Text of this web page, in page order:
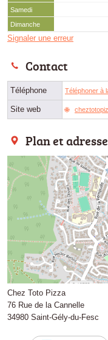
Samedi
Dimanche
Signaler une erreur
Contact
Téléphone Téléphoner à
Site web
Plan et adresse
Chez Toto Pizza
76 Rue de la Cannelle
34980 Saint-Gély-du-Fesc